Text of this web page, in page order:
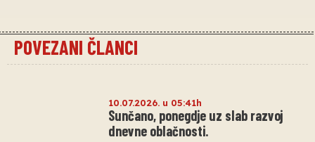
POVEZANI ČLANCI
10.07.2026. u 05:41h
Sunčano, ponegdje uz slab razvoj
dnevne oblačnosti.